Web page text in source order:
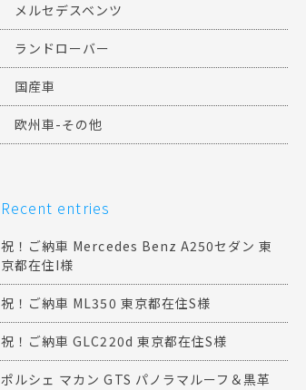
メルセデスベンツ
ランドローバー
国産車
欧州車-その他
Recent entries
祝！ご納車 Mercedes Benz A250セダン 東
京都在住I様
祝！ご納車 ML350 東京都在住S様
祝！ご納車 GLC220d 東京都在住S様
ポルシェ マカン GTS パノラマルーフ＆黒革